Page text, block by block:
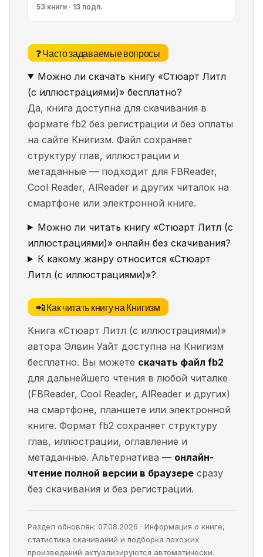
53 книги · 13 подп.
❓ Часто задаваемые вопросы
Можно ли скачать книгу «Стюарт Литл
(с иллюстрациями)» бесплатно?
Да, книга доступна для скачивания в
формате fb2 без регистрации и без оплаты
на сайте Книгизм. Файл сохраняет
структуру глав, иллюстрации и
метаданные — подходит для FBReader,
Cool Reader, AlReader и других читалок на
смартфоне или электронной книге.
Можно ли читать книгу «Стюарт Литл (с
иллюстрациями)» онлайн без скачивания?
К какому жанру относится «Стюарт
Литл (с иллюстрациями)»?
📲 Как читать книгу на Книгизм
Книга «Стюарт Литл (с иллюстрациями)»
автора Элвин Уайт доступна на Книгизм
бесплатно. Вы можете скачать файл fb2
для дальнейшего чтения в любой читалке
(FBReader, Cool Reader, AlReader и других)
на смартфоне, планшете или электронной
книге. Формат fb2 сохраняет структуру
глав, иллюстрации, оглавление и
метаданные. Альтернатива — онлайн-
чтение полной версии в браузере сразу
без скачивания и без регистрации.
Раздел обновлён: 07.08.2026 · Информация о книге,
статистика скачиваний и подборка похожих
произведений актуализируются автоматически.